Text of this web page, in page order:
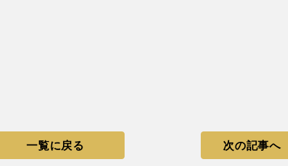
一覧に戻る 次の記事へ